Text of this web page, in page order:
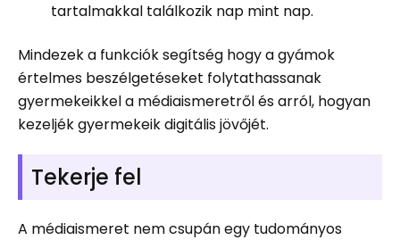
tartalmakkal találkozik nap mint nap.
Mindezek a funkciók segítség hogy a gyámok
értelmes beszélgetéseket folytathassanak
gyermekeikkel a médiaismeretről és arról, hogyan
kezeljék gyermekeik digitális jövőjét.
Tekerje fel
A médiaismeret nem csupán egy tudományos